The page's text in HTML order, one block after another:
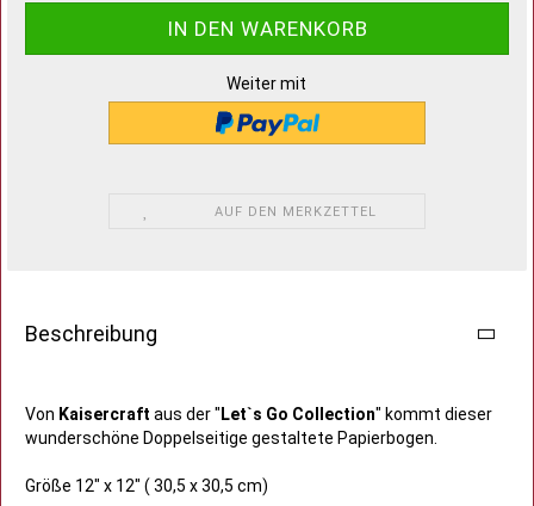
Weiter mit
AUF DEN MERKZETTEL
Beschreibung
Von Kaisercraft aus der " Let`s Go Collection" kommt dieser
wunderschöne Doppelseitige gestaltete Papierbogen.
Größe 12" x 12" ( 30,5 x 30,5 cm)